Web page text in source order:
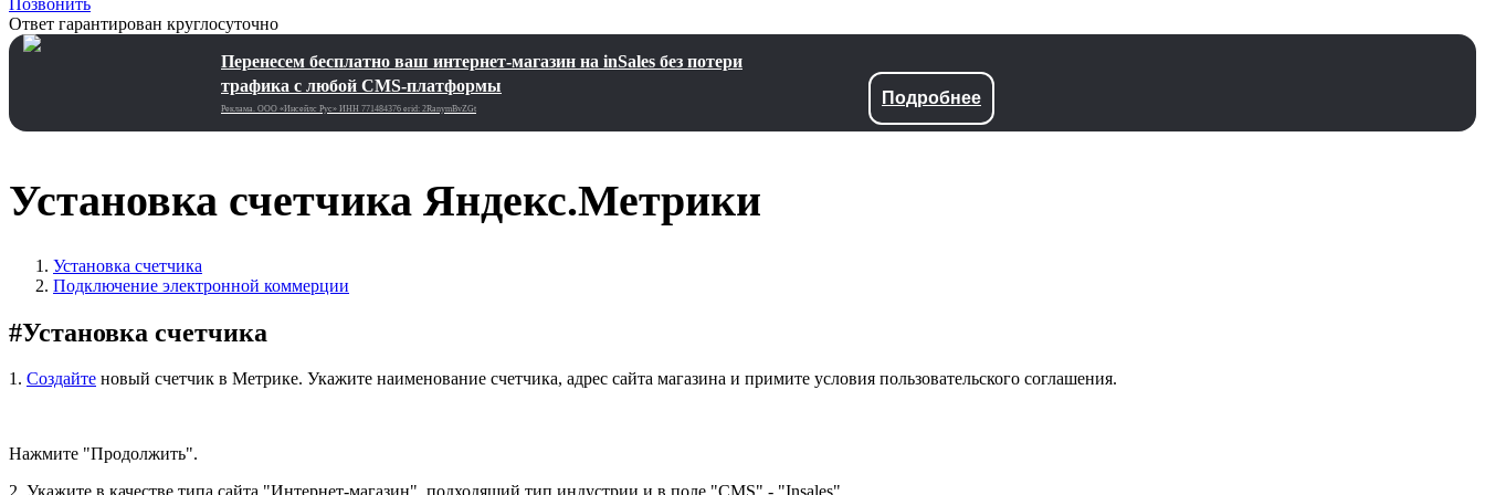
Ответ гарантирован круглосуточно
Перенесем бесплатно ваш интернет-магазин на inSales без потери
трафика с любой CMS-платформы
Реклама. ООО «Инсейлс Рус»‎ ИНН 771484376 erid: 2RanymBvZGt
Подробнее
Установка счетчика Яндекс.Метрики
Установка счетчика
Подключение электронной коммерции
#Установка счетчика
1. Создайте новый счетчик в Метрике. Укажите наименование счетчика, адрес сайта магазина и примите условия пользовательского соглашения.
Нажмите "Продолжить".